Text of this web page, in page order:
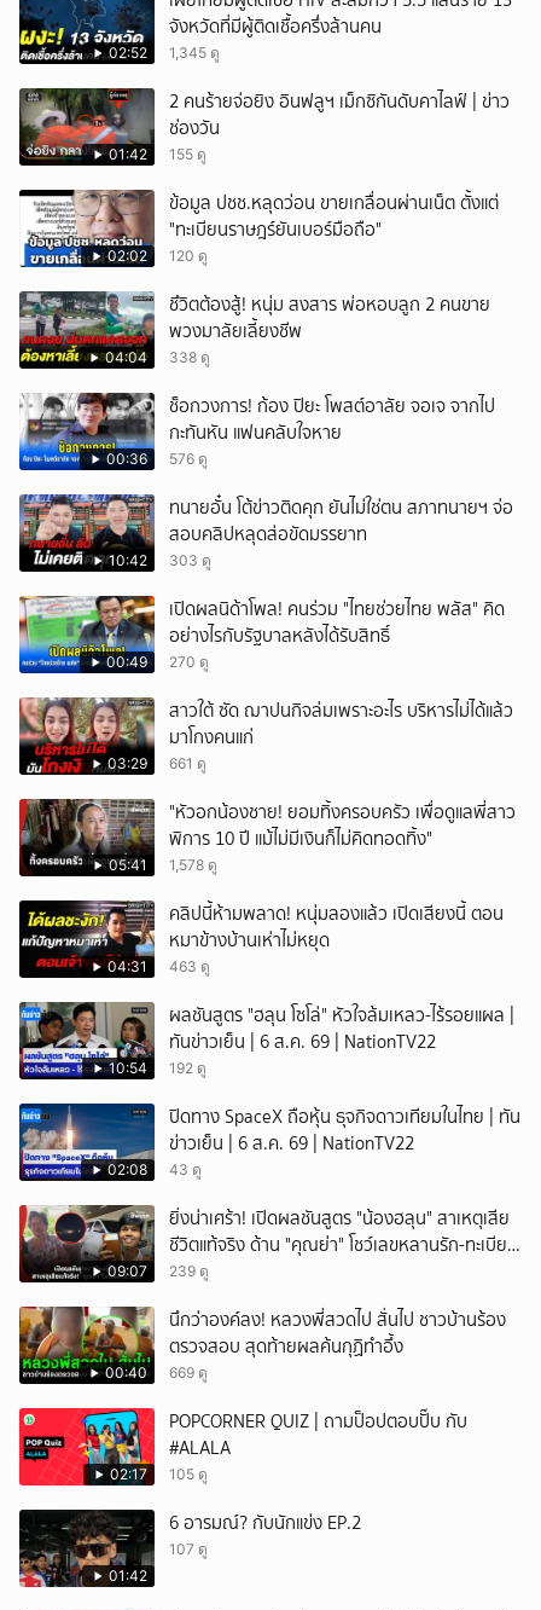
02:52
จังหวัดที่มีผู้ติดเชื้อครึ่งล้านคน
1,345 ดู
01:42
2 คนร้ายจ่อยิง อินฟลูฯ เม็กซิกันดับคาไลฟ์ | ข่าว
ช่องวัน
155 ดู
02:02
ข้อมูล ปชช.หลุดว่อน ขายเกลื่อนผ่านเน็ต ตั้งแต่
"ทะเบียนราษฎร์ยันเบอร์มือถือ"
120 ดู
04:04
ชึวิตต้องสู้! หนุ่ม สงสาร พ่อหอบลูก 2 คนขาย
พวงมาลัยเลี้ยงชีพ
338 ดู
00:36
ช็อกวงการ! ก้อง ปิยะ โพสต์อาลัย จอเจ จากไป
กะทันหัน แฟนคลับใจหาย
576 ดู
10:42
ทนายอั๋น โต้ข่าวติดคุก ยันไม่ใช่ตน สภาทนายฯ จ่อ
สอบคลิปหลุดส่อขัดมรรยาท
303 ดู
00:49
เปิดผลนิด้าโพล! คนร่วม "ไทยช่วยไทย พลัส" คิด
อย่างไรกับรัฐบาลหลังได้รับสิทธิ์
270 ดู
03:29
สาวใต้ ซัด ฌาปนกิจล่มเพราะอะไร บริหารไม่ได้แล้ว
มาโกงคนแก่
661 ดู
05:41
"หัวอกน้องชาย! ยอมทิ้งครอบครัว เพื่อดูแลพี่สาว
พิการ 10 ปี แม้ไม่มีเงินก็ไม่คิดทอดทิ้ง"
1,578 ดู
04:31
คลิปนี้ห้ามพลาด! หนุ่มลองแล้ว เปิดเสียงนี้ ตอน
หมาข้างบ้านเห่าไม่หยุด
463 ดู
10:54
ผลชันสูตร "ฮลุน โซโล่" หัวใจล้มเหลว-ไร้รอยแผล |
ทันข่าวเย็น | 6 ส.ค. 69 | NationTV22
192 ดู
02:08
ปิดทาง SpaceX ถือหุ้น ธุจกิจดาวเทียมในไทย | ทัน
ข่าวเย็น | 6 ส.ค. 69 | NationTV22
43 ดู
09:07
ยิ่งน่าเศร้า! เปิดผลชันสูตร "น้องฮลุน" สาเหตุเสีย
ชีวิตแท้จริง ด้าน "คุณย่า" โชว์เลขหลานรัก-ทะเบียน
รถเคลื่อนร่าง!
239 ดู
00:40
นึกว่าองค์ลง! หลวงพี่สวดไป สั่นไป ชาวบ้านร้อง
ตรวจสอบ สุดท้ายผลค้นกุฏิทำอึ้ง
669 ดู
02:17
POPCORNER QUIZ | ถามป็อปตอบปั๊บ กับ
#ALALA
105 ดู
01:42
6 อารมณ์? กับนักแข่ง EP.2
107 ดู